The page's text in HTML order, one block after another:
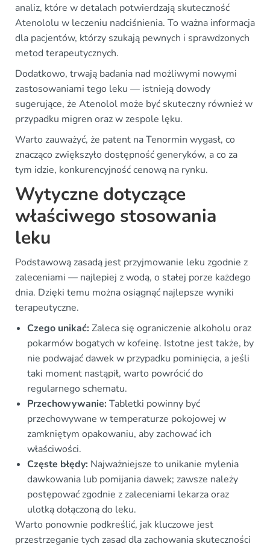
analiz, które w detalach potwierdzają skuteczność
Atenololu w leczeniu nadciśnienia. To ważna informacja
dla pacjentów, którzy szukają pewnych i sprawdzonych
metod terapeutycznych.
Dodatkowo, trwają badania nad możliwymi nowymi
zastosowaniami tego leku — istnieją dowody
sugerujące, że Atenolol może być skuteczny również w
przypadku migren oraz w zespole lęku.
Warto zauważyć, że patent na Tenormin wygasł, co
znacząco zwiększyło dostępność generyków, a co za
tym idzie, konkurencyjność cenową na rynku.
Wytyczne dotyczące
właściwego stosowania
leku
Podstawową zasadą jest przyjmowanie leku zgodnie z
zaleceniami — najlepiej z wodą, o stałej porze każdego
dnia. Dzięki temu można osiągnąć najlepsze wyniki
terapeutyczne.
Czego unikać:Zaleca się ograniczenie alkoholu oraz
pokarmów bogatych w kofeinę. Istotne jest także, by
nie podwajać dawek w przypadku pominięcia, a jeśli
taki moment nastąpił, warto powrócić do
regularnego schematu.
Przechowywanie:Tabletki powinny być
przechowywane w temperaturze pokojowej w
zamkniętym opakowaniu, aby zachować ich
właściwości.
Częste błędy: Najważniejsze to unikanie mylenia
dawkowania lub pomijania dawek; zawsze należy
postępować zgodnie z zaleceniami lekarza oraz
ulotką dołączoną do leku.
Warto ponownie podkreślić, jak kluczowe jest
przestrzeganie tych zasad dla zachowania skuteczności